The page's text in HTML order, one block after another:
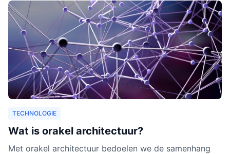
TECHNOLOGIE
Wat is orakel architectuur?
Met orakel architectuur bedoelen we de samenhang